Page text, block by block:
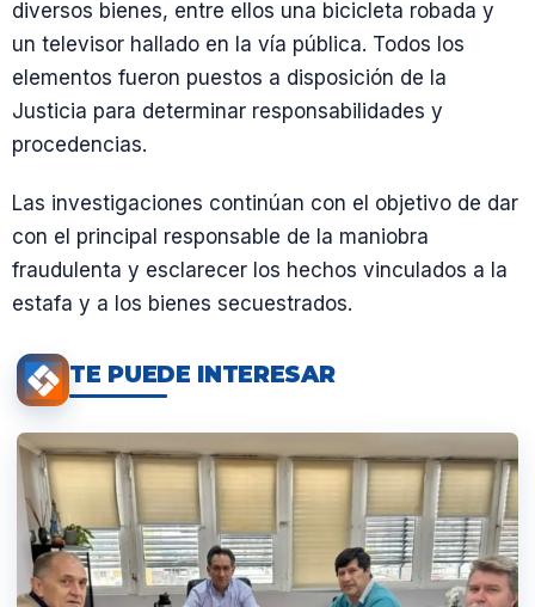
diversos bienes, entre ellos una bicicleta robada y
un televisor hallado en la vía pública. Todos los
elementos fueron puestos a disposición de la
Justicia para determinar responsabilidades y
procedencias.
Las investigaciones continúan con el objetivo de dar
con el principal responsable de la maniobra
fraudulenta y esclarecer los hechos vinculados a la
estafa y a los bienes secuestrados.
TE PUEDE INTERESAR